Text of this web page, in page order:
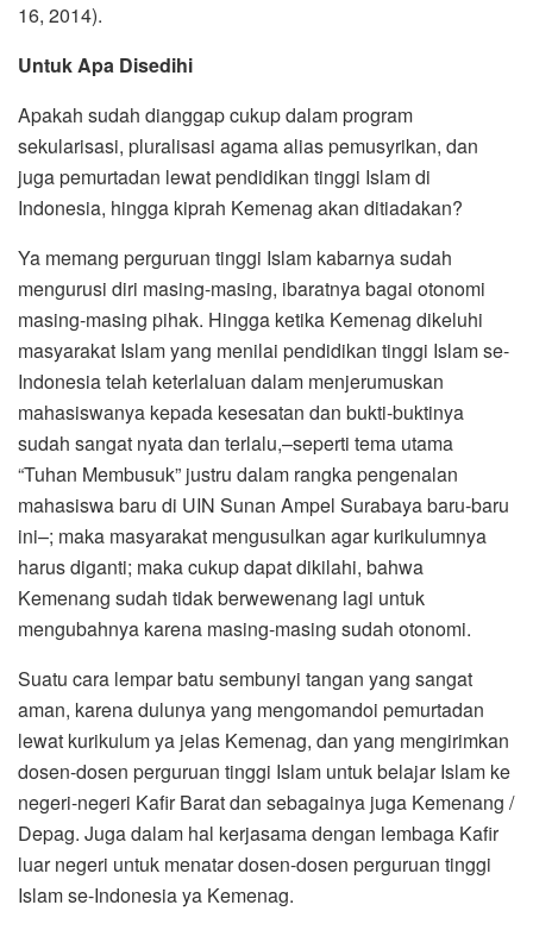
16, 2014).
UntukApa Disedihi
Apakah sudah dianggap cukup dalam program
sekularisasi, pluralisasi agama alias pemusyrikan, dan
juga pemurtadan lewat pendidikan tinggi Islam di
Indonesia, hingga kiprah Kemenag akan ditiadakan?
Ya memang perguruan tinggi Islam kabarnya sudah
mengurusi diri masing-masing, ibaratnya bagai otonomi
masing-masing pihak. Hingga ketika Kemenag dikeluhi
masyarakat Islam yang menilai pendidikan tinggi Islam se-
Indonesia telah keterlaluan dalam menjerumuskan
mahasiswanya kepada kesesatan dan bukti-buktinya
sudah sangat nyata dan terlalu,–seperti tema utama
“Tuhan Membusuk” justru dalam rangka pengenalan
mahasiswa baru di UIN Sunan Ampel Surabaya baru-baru
ini–; maka masyarakat mengusulkan agar kurikulumnya
harus diganti; maka cukup dapat dikilahi, bahwa
Kemenang sudah tidak berwewenang lagi untuk
mengubahnya karena masing-masing sudah otonomi.
Suatu cara lempar batu sembunyi tangan yang sangat
aman, karena dulunya yang mengomandoi pemurtadan
lewat kurikulum ya jelas Kemenag, dan yang mengirimkan
dosen-dosen perguruan tinggi Islam untuk belajar Islam ke
negeri-negeri Kafir Barat dan sebagainya juga Kemenang /
Depag. Juga dalam hal kerjasama dengan lembaga Kafir
luar negeri untuk menatar dosen-dosen perguruan tinggi
Islam se-Indonesia ya Kemenag.